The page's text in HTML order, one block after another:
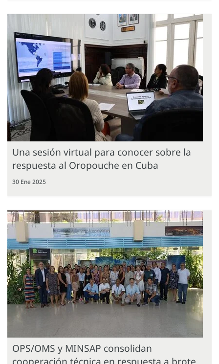
Una sesión virtual para conocer sobre la
respuesta al Oropouche en Cuba
30 Ene 2025
OPS/OMS y MINSAP consolidan
cooperación técnica en respuesta a brote